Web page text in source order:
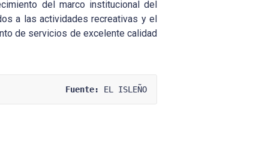
del marco institucional del
a las actividades recreativas y el
de servicios de excelente calidad
Fuente: EL ISLEÑO